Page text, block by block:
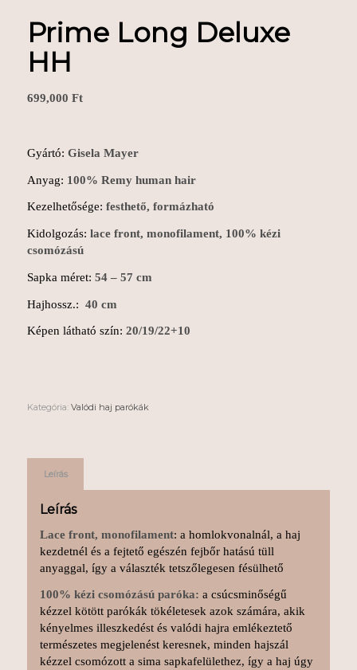
Prime Long Deluxe
HH
699,000 Ft
Gyártó: Gisela Mayer
Anyag: 100% Remy human hair
Kezelhetősége: festhető, formázható
Kidolgozás: lace front, monofilament, 100% kézi
csomózású
Sapka méret: 54 – 57 cm
Hajhossz.: 40 cm
Képen látható szín: 20/19/22+10
Kategória: Valódi haj parókák
Leírás
Leírás
Lace front, monofilament: a homlokvonalnál, a haj
kezdetnél és a fejtető egészén fejbőr hatású tüll
anyaggal, így a választék tetszőlegesen fésülhető
100% kézi csomózású paróka: a csúcsminőségű
kézzel kötött parókák tökéletesek azok számára, akik
kényelmes illeszkedést és valódi hajra emlékeztető
természetes megjelenést keresnek, minden hajszál
kézzel csomózott a sima sapkafelülethez, így a haj úgy